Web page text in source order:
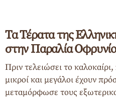
Τα Τέρατα της
στην Παραλία
Πριν τελειώσει το
μικροί και μεγάλοι έχουν
μεταμόρφωσε τους